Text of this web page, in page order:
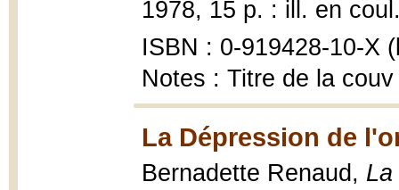
1978, 15 p. : ill. en
ISBN : 0-919428-10-X
Notes : Titre de la couv
La Dépression de
Bernadette Renaud, La